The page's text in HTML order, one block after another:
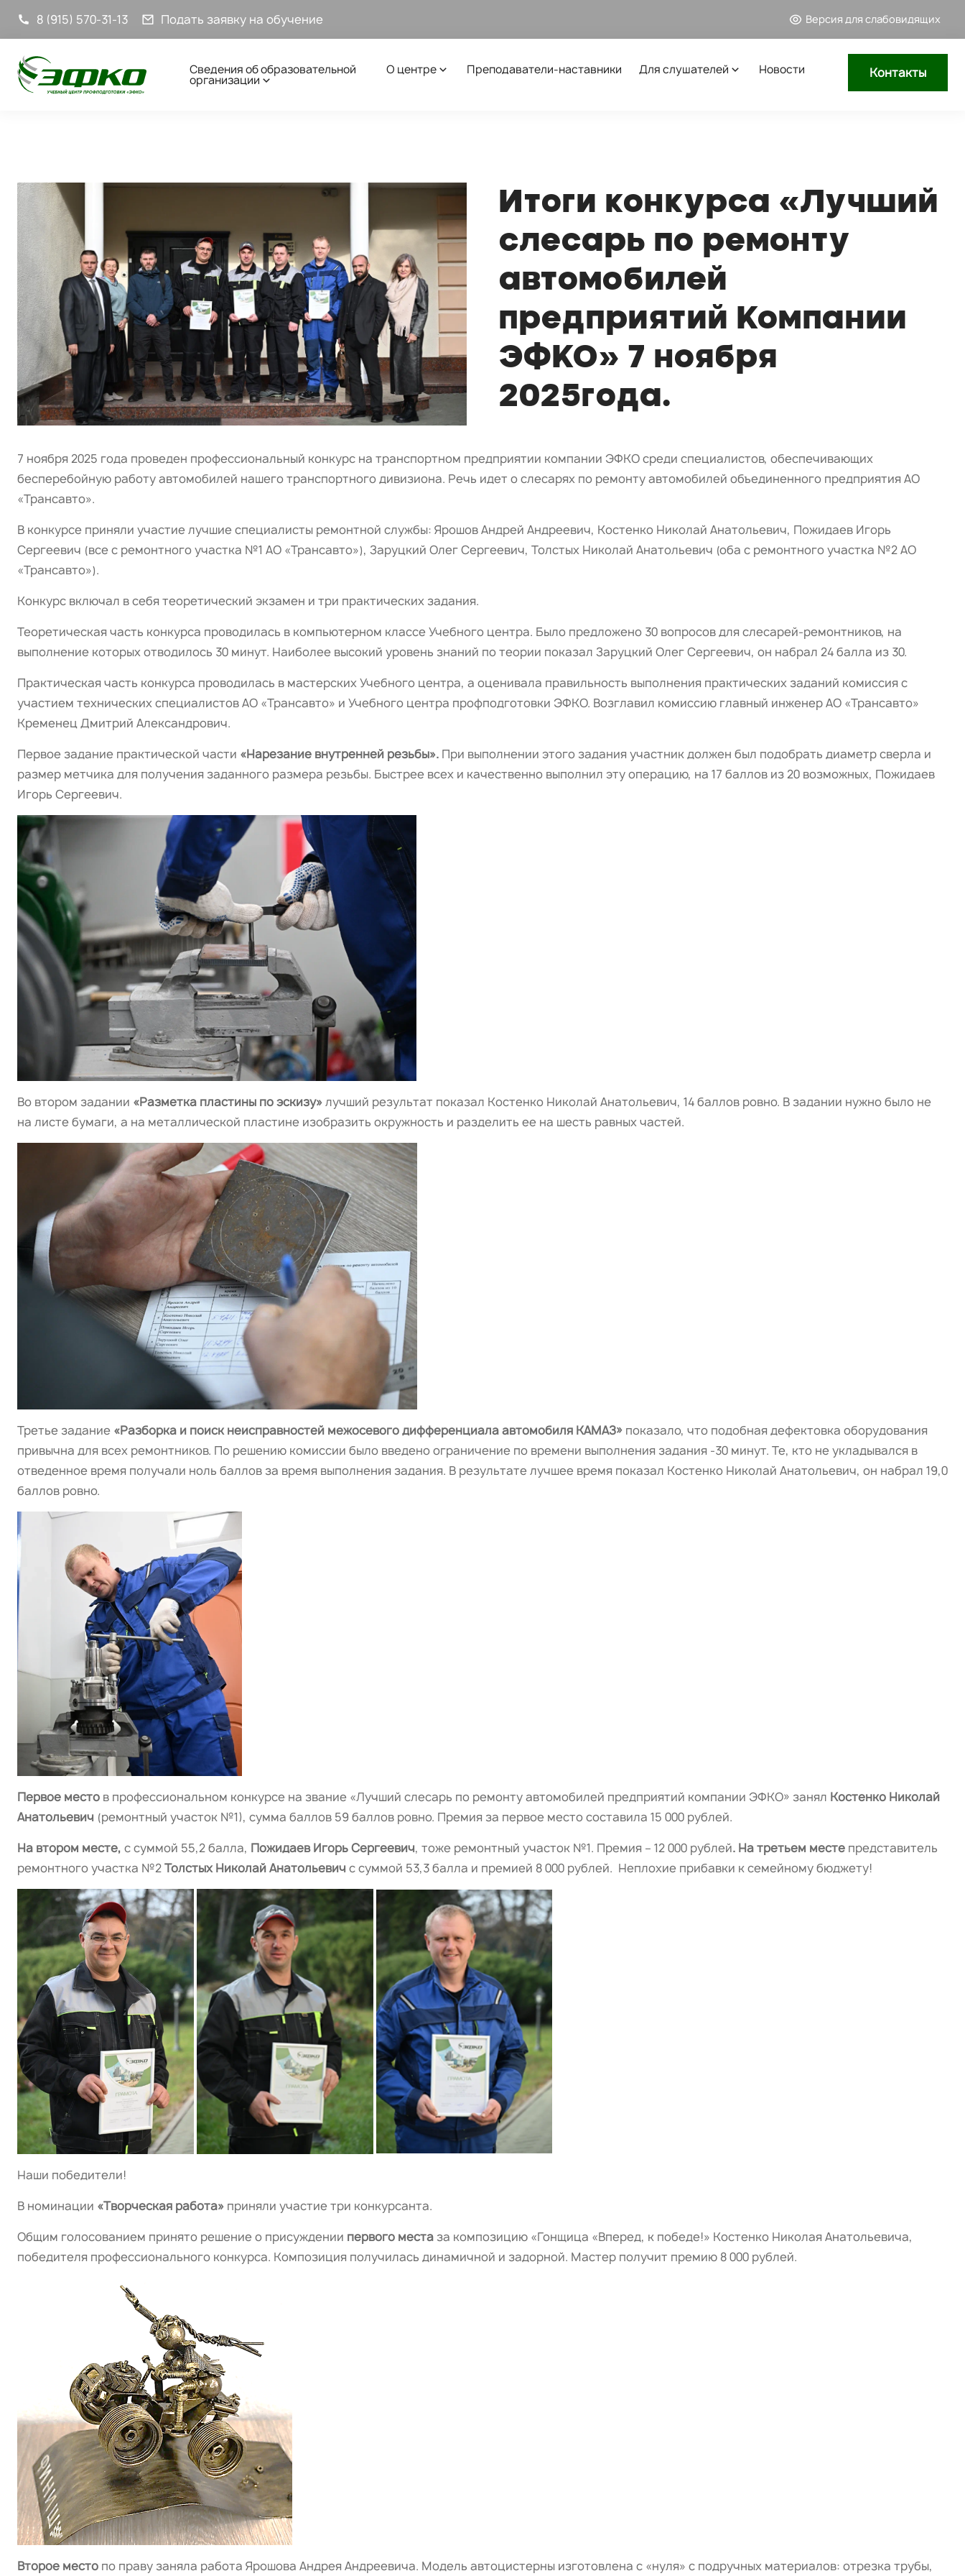
8 (915) 570-31-13 Подать заявку на обучение Версия для слабовидящих
Сведения об образовательной
организации
О центре Преподаватели-наставники Для слушателей Новости Контакты
Итоги конкурса «Лучший
слесарь по ремонту
автомобилей
предприятий Компании
ЭФКО» 7 ноября
2025года.
7 ноября 2025 года проведен профессиональный конкурс на транспортном предприятии компании ЭФКО среди специалистов, обеспечивающих
бесперебойную работу автомобилей нашего транспортного дивизиона. Речь идет о слесарях по ремонту автомобилей объединенного предприятия АО
«Трансавто».
В конкурсе приняли участие лучшие специалисты ремонтной службы: Ярошов Андрей Андреевич, Костенко Николай Анатольевич, Пожидаев Игорь
Сергеевич (все с ремонтного участка №1 АО «Трансавто»), Заруцкий Олег Сергеевич, Толстых Николай Анатольевич (оба с ремонтного участка №2 АО
«Трансавто»).
Конкурс включал в себя теоретический экзамен и три практических задания.
Теоретическая часть конкурса проводилась в компьютерном классе Учебного центра. Было предложено 30 вопросов для слесарей-ремонтников, на
выполнение которых отводилось 30 минут. Наиболее высокий уровень знаний по теории показал Заруцкий Олег Сергеевич, он набрал 24 балла из 30.
Практическая часть конкурса проводилась в мастерских Учебного центра, а оценивала правильность выполнения практических заданий комиссия с
участием технических специалистов АО «Трансавто» и Учебного центра профподготовки ЭФКО. Возглавил комиссию главный инженер АО «Трансавто»
Кременец Дмитрий Александрович.
Первое задание практической части «Нарезание внутренней резьбы». При выполнении этого задания участник должен был подобрать диаметр сверла и
размер метчика для получения заданного размера резьбы. Быстрее всех и качественно выполнил эту операцию, на 17 баллов из 20 возможных, Пожидаев
Игорь Сергеевич.
Во втором задании «Разметка пластины по эскизу»лучший результат показал Костенко Николай Анатольевич, 14 баллов ровно. В задании нужно было не
на листе бумаги, а на металлической пластине изобразить окружность и разделить ее на шесть равных частей.
Третье задание «Разборка и поиск неисправностей межосевого дифференциала автомобиля КАМАЗ» показало, что подобная дефектовка оборудования
привычна для всех ремонтников. По решению комиссии было введено ограничение по времени выполнения задания -30 минут. Те, кто не укладывался в
отведенное время получали ноль баллов за время выполнения задания. В результате лучшее время показал Костенко Николай Анатольевич, он набрал 19,0
баллов ровно.
Первое место в профессиональном конкурсе на звание «Лучший слесарь по ремонту автомобилей предприятий компании ЭФКО» занял Костенко Николай
Анатольевич (ремонтный участок №1), сумма баллов 59 баллов ровно. Премия за первое место составила 15 000 рублей.
На втором месте, с суммой 55,2 балла, Пожидаев Игорь Сергеевич, тоже ремонтный участок №1. Премия – 12 000 рублей. На третьем месте представитель
ремонтного участка №2Толстых Николай Анатольевич с суммой 53,3 балла и премией 8 000 рублей. Неплохие прибавки к семейному бюджету!
Наши победители!
В номинации «Творческая работа» приняли участие три конкурсанта.
Общим голосованием принято решение о присуждении первого места за композицию «Гонщица «Вперед, к победе!» Костенко Николая Анатольевича,
победителя профессионального конкурса. Композиция получилась динамичной и задорной. Мастер получит премию 8 000 рублей.
Второе место по праву заняла работа Ярошова Андрея Андреевича. Модель автоцистерны изготовлена с «нуля» с подручных материалов: отрезка трубы,